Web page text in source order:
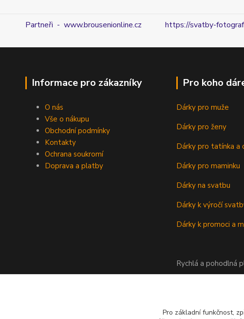
Partneři - www.brousenionline.cz https://svatby-
Informace pro zákazníky
O nás
Vše o nákupu
Obchodní podmínky
Kontakty
Ochrana soukromí
Doprava a platby
Pro koho
Dárky pro muže
Dárky pro ženy
Dárky pro tatínka a
Dárky pro maminku
Dárky na svatbu
Dárky k výročí
Dárky k promoci a
Rychlá a pohodlná
Pro základní funkčnost,